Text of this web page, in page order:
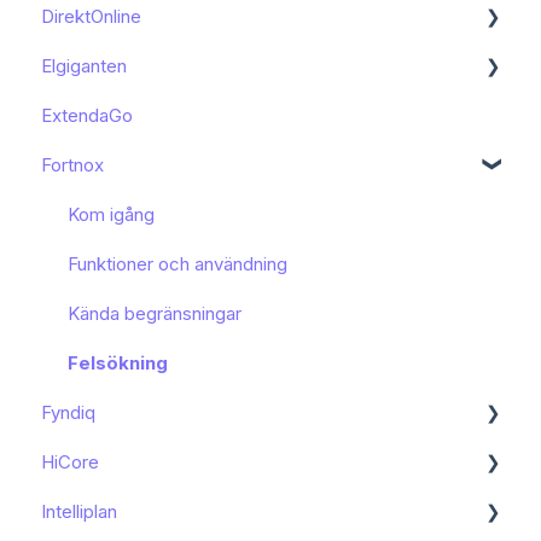
Funktioner och användning
Kända begränsningar
Kom igång
Funktioner och användning
DirektOnline
Kom igång
Elgiganten
Kom igång
ExtendaGo
Fortnox
Kom igång
Funktioner och användning
Kända begränsningar
Felsökning
Fyndiq
Kom igång
Funktioner och användning
HiCore
Kom igång
Intelliplan